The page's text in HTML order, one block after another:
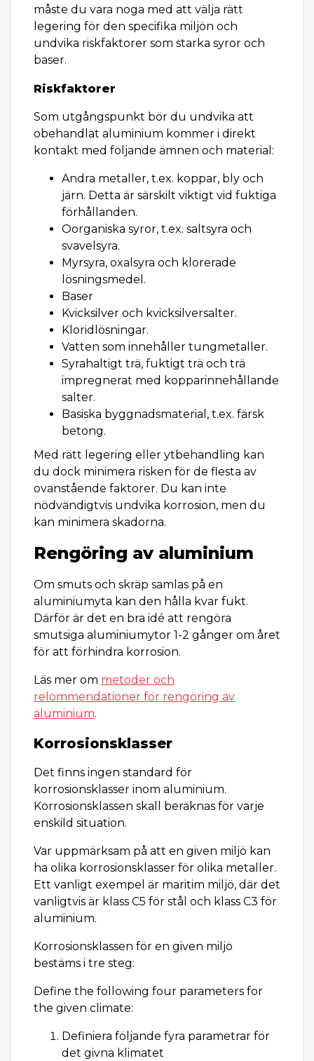
måste du vara noga med att välja rätt
legering för den specifika miljön och
undvika riskfaktorer som starka syror och
baser.
Riskfaktorer
Som utgångspunkt bör du undvika att
obehandlat aluminium kommer i direkt
kontakt med följande ämnen och material:
Andra metaller, t.ex. koppar, bly och
järn. Detta är särskilt viktigt vid fuktiga
förhållanden.
Oorganiska syror, t.ex. saltsyra och
svavelsyra.
Myrsyra, oxalsyra och klorerade
lösningsmedel.
Baser
Kvicksilver och kvicksilversalter.
Kloridlösningar.
Vatten som innehåller tungmetaller.
Syrahaltigt trä, fuktigt trä och trä
impregnerat med kopparinnehållande
salter.
Basiska byggnadsmaterial, t.ex. färsk
betong.
Med rätt legering eller ytbehandling kan
du dock minimera risken för de flesta av
ovanstående faktorer. Du kan inte
nödvändigtvis undvika korrosion, men du
kan minimera skadorna.
Rengöring av aluminium
Om smuts och skräp samlas på en
aluminiumyta kan den hålla kvar fukt.
Därför är det en bra idé att rengöra
smutsiga aluminiumytor 1-2 gånger om året
för att förhindra korrosion.
Läs mer om metoder och
relommendationer för rengöring av
aluminium.
Korrosionsklasser
Det finns ingen standard för
korrosionsklasser inom aluminium.
Korrosionsklassen skall beräknas för varje
enskild situation.
Var uppmärksam på att en given miljö kan
ha olika korrosionsklasser för olika metaller.
Ett vanligt exempel är maritim miljö, där det
vanligtvis är klass C5 för stål och klass C3 för
aluminium.
Korrosionsklassen för en given miljö
bestäms i tre steg:
Define the following four parameters for
the given climate:
Definiera följande fyra parametrar för
det givna klimatet